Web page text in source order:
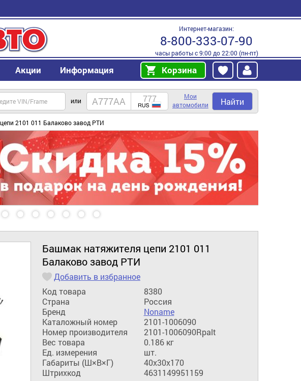
Интернет-магазин:
8-800-333-07-90
часы работы с 9:00 до 22:00 (пн-пт)
Акции Информация Корзина
или
Мои
автомобили
Найти
2101 011 Балаково завод РТИ
Башмак натяжителя цепи 2101 011
Балаково завод РТИ
Добавить в избранное
Код товара
8380
Страна
Россия
Бренд
Noname
Каталожный номер
2101-1006090
Номер производителя
2101-1006090Rpalt
Вес товара
0.186 кг
Ед. измерения
шт.
Габариты (Ш×В×Г)
40x30x170
Штрихкод
4631149951159